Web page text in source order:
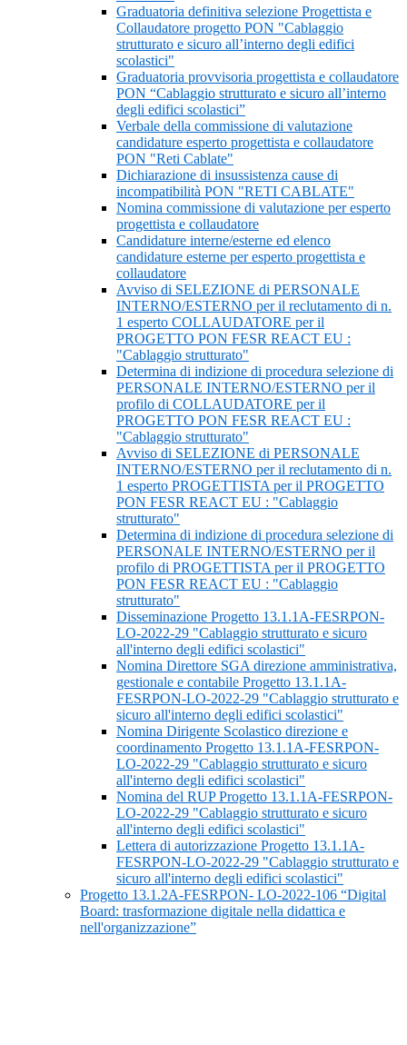
Graduatoria definitiva selezione Progettista e
Collaudatore progetto PON "Cablaggio
strutturato e sicuro all’interno degli edifici
scolastici"
Graduatoria provvisoria progettista e collaudatore
PON “Cablaggio strutturato e sicuro all’interno
degli edifici scolastici”
Verbale della commissione di valutazione
candidature esperto progettista e collaudatore
PON "Reti Cablate"
Dichiarazione di insussistenza cause di
incompatibilità PON "RETI CABLATE"
Nomina commissione di valutazione per esperto
progettista e collaudatore
Candidature interne/esterne ed elenco
candidature esterne per esperto progettista e
collaudatore
Avviso di SELEZIONE di PERSONALE
INTERNO/ESTERNO per il reclutamento di n.
1 esperto COLLAUDATORE per il
PROGETTO PON FESR REACT EU :
"Cablaggio strutturato"
Determina di indizione di procedura selezione di
PERSONALE INTERNO/ESTERNO per il
profilo di COLLAUDATORE per il
PROGETTO PON FESR REACT EU :
"Cablaggio strutturato"
Avviso di SELEZIONE di PERSONALE
INTERNO/ESTERNO per il reclutamento di n.
1 esperto PROGETTISTA per il PROGETTO
PON FESR REACT EU : "Cablaggio
strutturato"
Determina di indizione di procedura selezione di
PERSONALE INTERNO/ESTERNO per il
profilo di PROGETTISTA per il PROGETTO
PON FESR REACT EU : "Cablaggio
strutturato"
Disseminazione Progetto 13.1.1A-FESRPON-
LO-2022-29 "Cablaggio strutturato e sicuro
all'interno degli edifici scolastici"
Nomina Direttore SGA direzione amministrativa,
gestionale e contabile Progetto 13.1.1A-
FESRPON-LO-2022-29 "Cablaggio strutturato e
sicuro all'interno degli edifici scolastici"
Nomina Dirigente Scolastico direzione e
coordinamento Progetto 13.1.1A-FESRPON-
LO-2022-29 "Cablaggio strutturato e sicuro
all'interno degli edifici scolastici"
Nomina del RUP Progetto 13.1.1A-FESRPON-
LO-2022-29 "Cablaggio strutturato e sicuro
all'interno degli edifici scolastici"
Lettera di autorizzazione Progetto 13.1.1A-
FESRPON-LO-2022-29 "Cablaggio strutturato e
sicuro all'interno degli edifici scolastici"
Progetto 13.1.2A-FESRPON- LO-2022-106 “Digital
Board: trasformazione digitale nella didattica e
nell'organizzazione”